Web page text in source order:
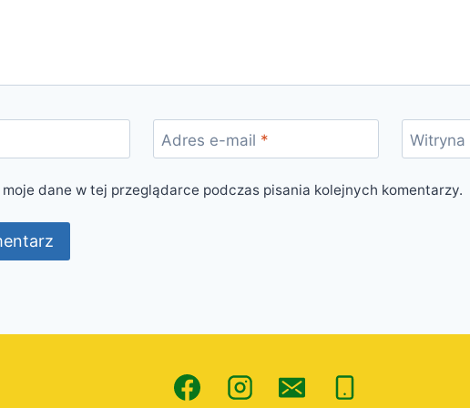
Adres e-mail *
dane w tej przeglądarce podczas pisania kolejnych komentarzy.